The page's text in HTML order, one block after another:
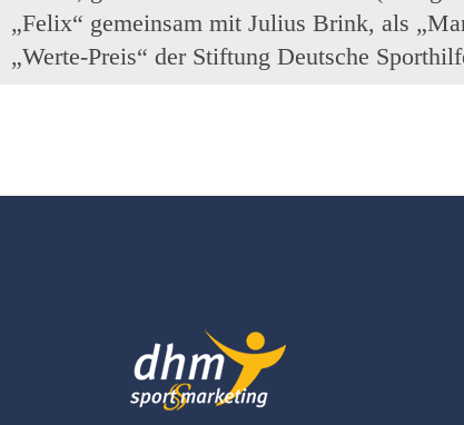
„Felix“ gemeinsam mit Julius Brink, als
„Werte-Preis“ der Stiftung Deutsche